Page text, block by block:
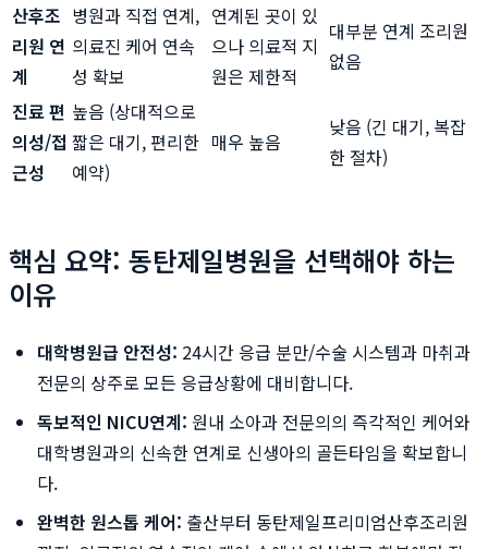
산후조
리원 연
계
병원과 직접 연계,
의료진 케어 연속
성 확보
연계된 곳이 있
으나 의료적 지
원은 제한적
대부분 연계 조리원
없음
진료 편
의성/접
근성
높음 (상대적으로
짧은 대기, 편리한
예약)
매우 높음
낮음 (긴 대기, 복잡
한 절차)
핵심 요약: 동탄제일병원을 선택해야 하는
이유
대학병원급 안전성: 24시간 응급 분만/수술 시스템과 마취과
전문의 상주로 모든 응급상황에 대비합니다.
독보적인 NICU연계: 원내 소아과 전문의의 즉각적인 케어와
대학병원과의 신속한 연계로 신생아의 골든타임을 확보합니
다.
완벽한 원스톱 케어: 출산부터 동탄제일프리미엄산후조리원